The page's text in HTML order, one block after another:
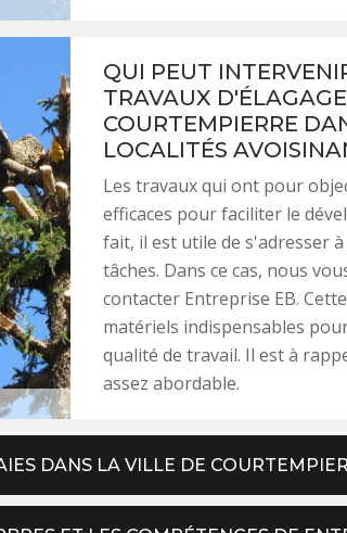
QUI PEUT
TRAVAUX
COURTEMPIERRE
LOCALITÉS
Les travaux qui ont pour
efficaces pour faciliter le
fait, il est utile de s'adresser
tâches. Dans ce cas, nous
contacter Entreprise EB.
matériels indispensables
qualité de travail. Il est à
assez abordable.
DANS LA VILLE DE